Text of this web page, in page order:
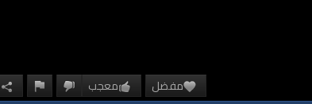
مفضل معجب